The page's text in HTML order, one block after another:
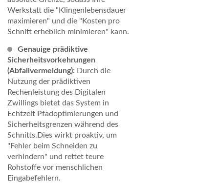
Werkstatt die "Klingenlebensdauer
maximieren" und die "Kosten pro
Schnitt erheblich minimieren" kann.
Genauige prädiktive
Sicherheitsvorkehrungen
(Abfallvermeidung): Durch die
Nutzung der prädiktiven
Rechenleistung des Digitalen
Zwillings bietet das System in
Echtzeit Pfadoptimierungen und
Sicherheitsgrenzen während des
Schnitts.Dies wirkt proaktiv, um
"Fehler beim Schneiden zu
verhindern" und rettet teure
Rohstoffe vor menschlichen
Eingabefehlern.